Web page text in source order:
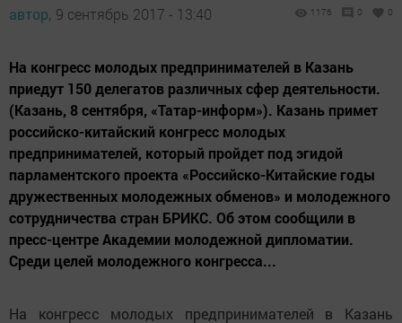
автор, 9 сентябрь 2017 - 13:40 1176 0 0
На конгресс молодых предпринимателей в Казань
приедут 150 делегатов различных сфер деятельности.
(Казань, 8 сентября, «Татар-информ»). Казань примет
российско-китайский конгресс молодых
предпринимателей, который пройдет под эгидой
парламентского проекта «Российско-Китайские годы
дружественных молодежных обменов» и молодежного
сотрудничества стран БРИКС. Об этом сообщили в
пресс-центре Академии молодежной дипломатии.
Среди целей молодежного конгресса...
На конгресс молодых предпринимателей в Казань